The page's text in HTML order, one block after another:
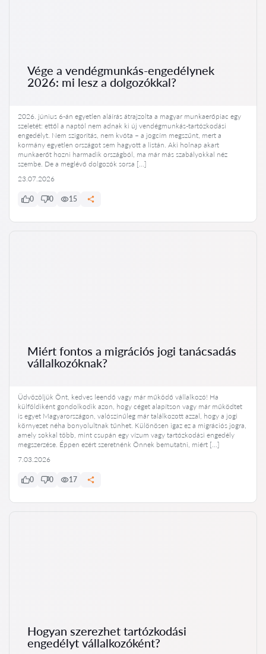
Vége a vendégmunkás-engedélynek
2026: mi lesz a dolgozókkal?
2026. június 6-án egyetlen aláírás átrajzolta a magyar munkaerőpiac egy
szeletét: ettől a naptól nem adnak ki új vendégmunkás-tartózkodási
engedélyt. Nem szigorítás, nem kvóta – a jogcím megszűnt, mert a
kormány egyetlen országot sem hagyott a listán. Aki holnap akart
munkaerőt hozni harmadik országból, ma már más szabályokkal néz
szembe. De a meglévő dolgozók sorsa […]
23.07.2026
0 0 15
Miért fontos a migrációs jogi tanácsadás
vállalkozóknak?
Üdvözöljük Önt, kedves leendő vagy már működő vállalkozó! Ha
külföldiként gondolkodik azon, hogy céget alapítson vagy már működtet
is egyet Magyarországon, valószínűleg már találkozott azzal, hogy a jogi
környezet néha bonyolultnak tűnhet. Különösen igaz ez a migrációs jogra,
amely sokkal több, mint csupán egy vízum vagy tartózkodási engedély
megszerzése. Éppen ezért szeretnénk Önnek bemutatni, miért […]
7.03.2026
0 0 17
Hogyan szerezhet tartózkodási
engedélyt vállalkozóként?